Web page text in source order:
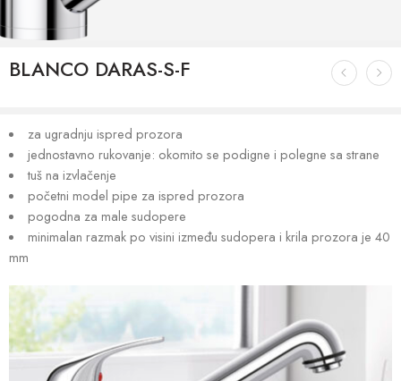
BLANCO DARAS-S-F
za ugradnju ispred prozora
jednostavno rukovanje: okomito se podigne i polegne sa strane
tuš na izvlačenje
početni model pipe za ispred prozora
pogodna za male sudopere
minimalan razmak po visini između sudopera i krila prozora je 40
mm